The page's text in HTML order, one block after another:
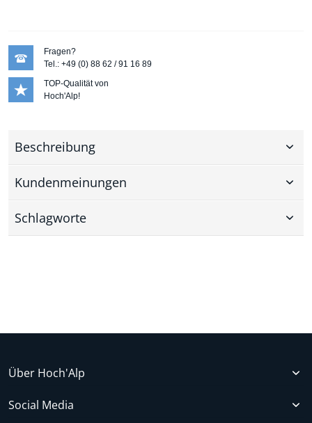
Fragen?
Tel.: +49 (0) 88 62 / 91 16 89
TOP-Qualität von
Hoch'Alp!
Beschreibung
Kundenmeinungen
Schlagworte
Über Hoch'Alp
Social Media